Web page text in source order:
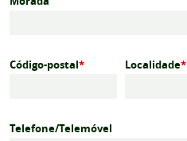
Código-postal* Localidade*
Telefone/Telemóvel